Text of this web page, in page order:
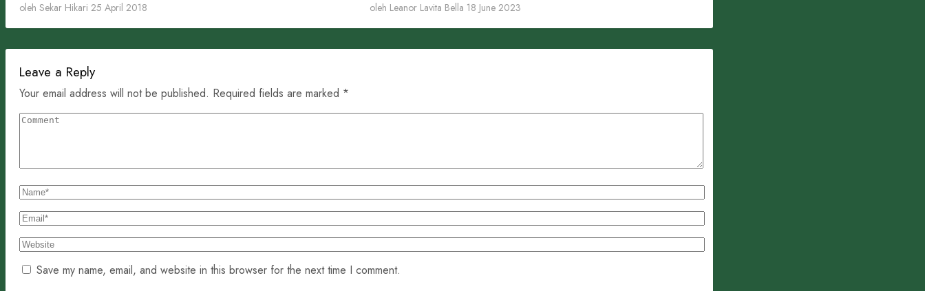
oleh Sekar Hikari 25 April 2018 oleh Leanor Lavita Bella 18 June 2023
Leave a Reply
Your email address will not be published. Required fields are marked *
Save my name, email, and website in this browser for the next time I comment.